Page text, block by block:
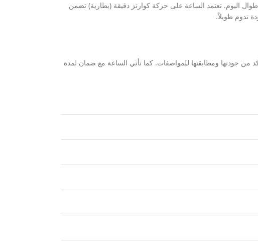
34 مم وسُمك 9 مم، مما يجعلها خفيفة ومثالية على المعصم طوال اليوم. تعتمد الساعة على حركة كوارتز دقيقة (بطارية) تضمن
من جودتها ومطابقتها للمواصفات. كما تأتي الساعة مع ضمان لمدة